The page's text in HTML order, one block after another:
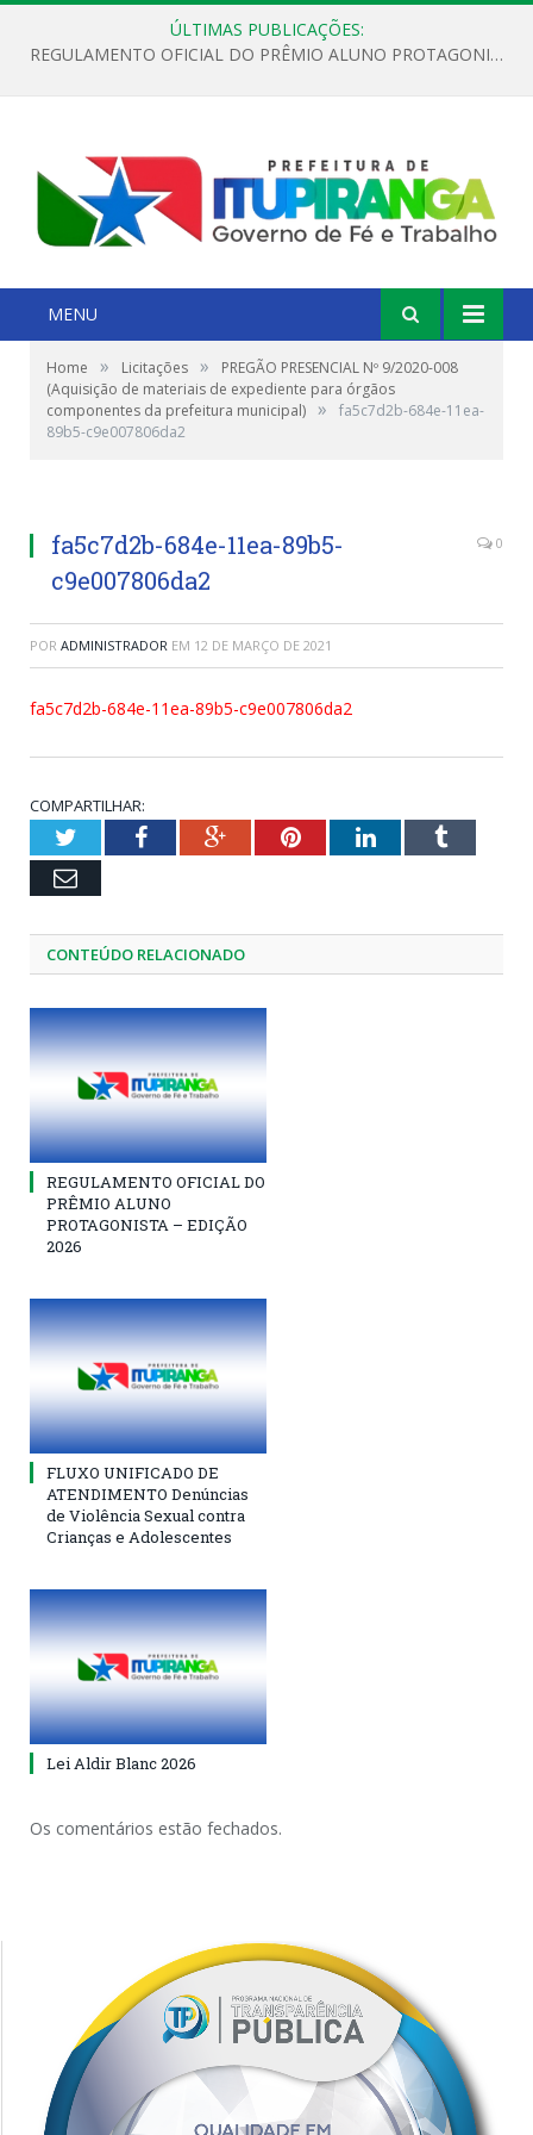
ÚLTIMAS PUBLICAÇÕES:
REGULAMENTO OFICIAL DO PRÊMIO ALUNO PROTAGONISTA – EDIÇÃO 2026
MENU
Home » Licitações »
PREGÃO PRESENCIAL Nº 9/2020-008
(Aquisição de materiais de expediente para órgãos
componentes da prefeitura municipal) »
fa5c7d2b-684e-11ea-
89b5-c9e007806da2
fa5c7d2b-684e-11ea-89b5-
c9e007806da2
0
POR ADMINISTRADOR EM 12 DE MARÇO DE 2021
fa5c7d2b-684e-11ea-89b5-c9e007806da2
COMPARTILHAR:
TwitterFacebookGoogle+PinterestLinkedInTumblr
Email
CONTEÚDO RELACIONADO
REGULAMENTO OFICIAL DO
PRÊMIO ALUNO
PROTAGONISTA – EDIÇÃO
2026
FLUXO UNIFICADO DE
ATENDIMENTO Denúncias
de Violência Sexual contra
Crianças e Adolescentes
Lei Aldir Blanc 2026
Os comentários estão fechados.